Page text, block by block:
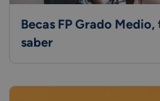
Becas FP Grado
saber